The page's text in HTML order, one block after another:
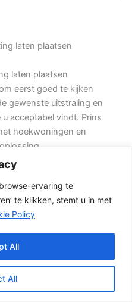
ervaring te
te klikken, stemt u in met
Policy
All
All
laten plaatsen
laten plaatsen
eerst goed te kijken
gewenste uitstraling en
acceptabel vindt. Prins
hoekwoningen en
om meer dan alleen
Wilt u zo min mogelijk
of hout-beton
Daarbij spelen
erfgrens en de